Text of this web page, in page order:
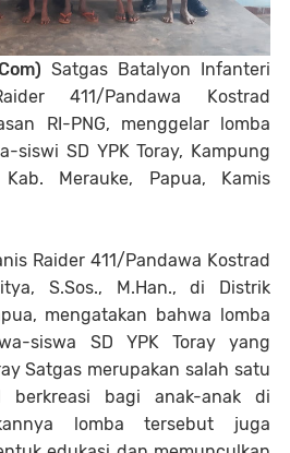
Satgas Batalyon Infanteri
411/Pandawa Kostrad
RI-PNG, menggelar lomba
siswi SD YPK Toray, Kampung
Merauke, Papua, Kamis
Raider 411/Pandawa Kostrad
S.Sos., M.Han., di Distrik
mengatakan bahwa lomba
siswa SD YPK Toray yang
Satgas merupakan salah satu
berkreasi bagi anak-anak di
lomba tersebut juga